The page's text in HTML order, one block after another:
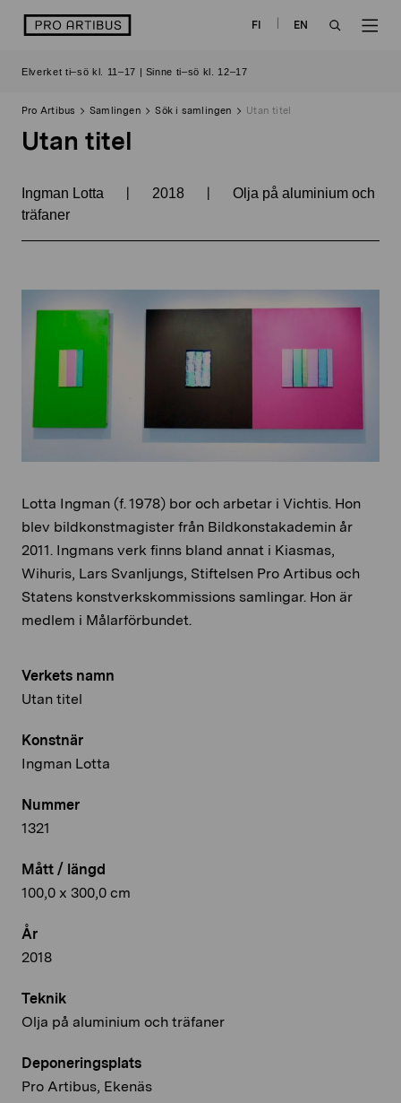
logo FI
EN
Elverket ti–sö kl. 11–17 | Sinne ti–sö kl. 12–17
Pro Artibus Samlingen Sök i samlingen Utan titel
Utan titel
Ingman Lotta | 2018 |
Olja på aluminium och
träfaner
Verkets namn
Utan titel
Konstnär
Ingman Lotta
Nummer
1321
Mått / längd
100,0 x 300,0 cm
År
2018
Teknik
Olja på aluminium och träfaner
Deponeringsplats
Pro Artibus, Ekenäs
Lotta Ingman (f. 1978) bor och arbetar i Vichtis. Hon
blev bildkonstmagister från Bildkonstakademin år
2011. Ingmans verk finns bland annat i Kiasmas,
Wihuris, Lars Svanljungs, Stiftelsen Pro Artibus och
Statens konstverkskommissions samlingar. Hon är
medlem i Målarförbundet.